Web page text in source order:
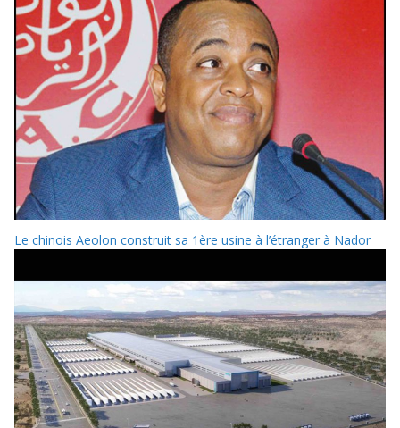
Le chinois Aeolon construit sa 1ère usine à l’étranger à Nador